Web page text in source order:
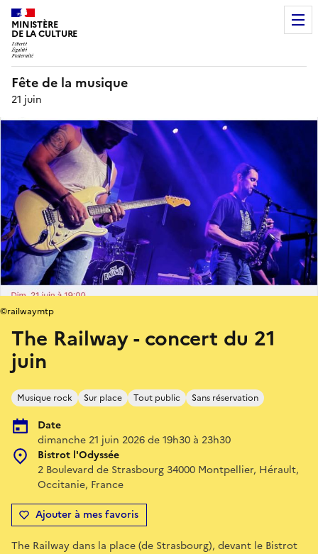
MINISTÈRE
DE LA CULTURE
Fête de la musique
21 juin
The Railway - concert du 21
juin
Musique rock Sur place Tout public Sans réservation
Date
dimanche 21 juin 2026 de 19h30 à 23h30
Bistrot l'Odyssée
2 Boulevard de Strasbourg 34000 Montpellier, Hérault,
Occitanie, France
Ajouter à mes favoris
©railwaymtp
The Railway dans la place (de Strasbourg), devant le Bistrot